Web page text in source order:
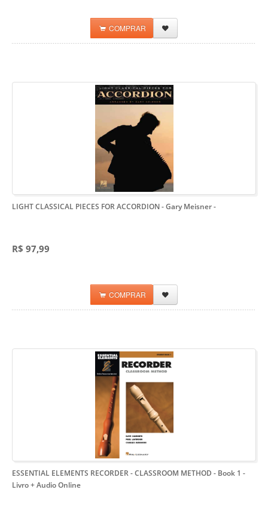
COMPRAR
LIGHT CLASSICAL PIECES FOR ACCORDION - Gary Meisner-
R$ 97,99
COMPRAR
ESSENTIAL ELEMENTS RECORDER - CLASSROOM METHOD - Book 1 -
Livro + Audio Online